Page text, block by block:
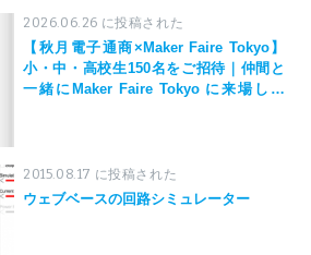
2026.06.26 に投稿された
【秋月電子通商×Maker Faire Tokyo】
小・中・高校生150名をご招待｜仲間と
一緒にMaker Faire Tokyo に来場しよ
2015.08.17 に投稿された
ウェブベースの回路シミュレーター